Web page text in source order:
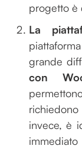
progetto è
La
grande
con
invece, è